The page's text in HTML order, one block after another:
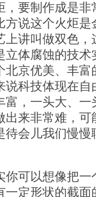
，要制作成是
方说这个火炬
上讲叫做双色
立体腐蚀的技
北京优美、丰
说科技体现在
富，一头大、
出来非常难，
待会儿我们慢
可以想像把一
一定形状的截